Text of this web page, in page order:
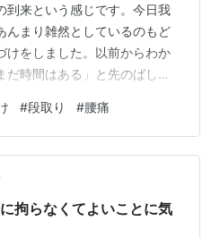
到来という感じです。今日我
んまり雑然としているのもど
けをしました。以前からわか
だ時間はある」と先のばしに
と台所まで手を広げた結
張って暑い中体を動かし続け
は直ぐにやってきました。腰
理をするとすぐに腰が痛く
す。「何事も、少しづつ段取
」と頭ではわかっている
#段取り #腰痛
拘らなくてよいことに気